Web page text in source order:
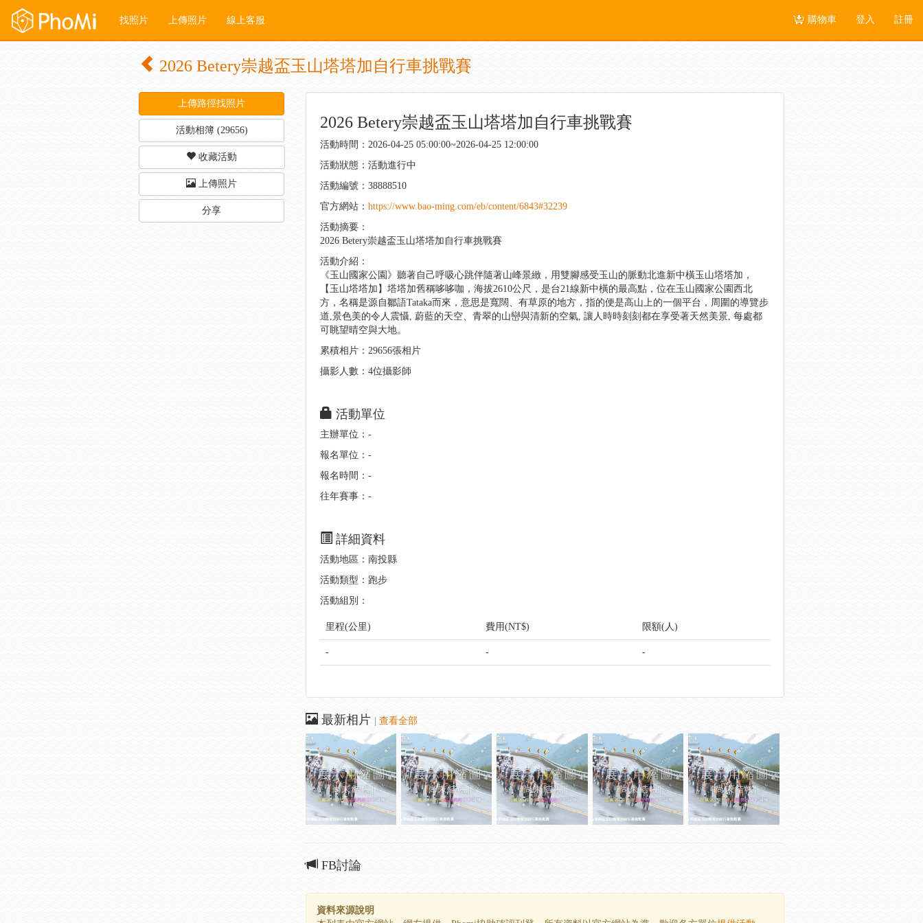
找照片 上傳照片 線上客服 購物車 登入 註冊
2026 Betery崇越盃玉山塔塔加自行車挑戰賽
上傳路徑找照片
活動相簿 (29656)
收藏活動
上傳照片
分享
2026 Betery崇越盃玉山塔塔加自行車挑戰賽
活動時間：2026-04-25 05:00:00~2026-04-25 12:00:00
活動狀態：活動進行中
活動編號：38888510
官方網站： https://www.bao-ming.com/eb/content/6843#32239
活動摘要：
2026 Betery崇越盃玉山塔塔加自行車挑戰賽
活動介紹：
《玉山國家公園》聽著自己呼吸心跳伴隨著山峰景緻，用雙腳感受玉山的脈動北進新中橫玉山塔塔加，
【玉山塔塔加】塔塔加舊稱哆哆咖，海拔2610公尺，是台21線新中橫的最高點，位在玉山國家公園西北
方，名稱是源自鄒語Tataka而來，意思是寬闊、有草原的地方，指的便是高山上的一個平台，周圍的導覽步
道,景色美的令人震懾, 蔚藍的天空、青翠的山巒與清新的空氣, 讓人時時刻刻都在享受著天然美景, 每處都
可眺望晴空與大地。
累積相片：29656張相片
攝影人數：4位攝影師
活動單位
主辦單位：-
報名單位：-
報名時間：-
往年賽事：-
詳細資料
活動地區：南投縣
活動類型：跑步
活動組別：
里程(公里) 費用(NT$) 限額(人)
- - -
最新相片 查看全部
FB討論
資料來源說明